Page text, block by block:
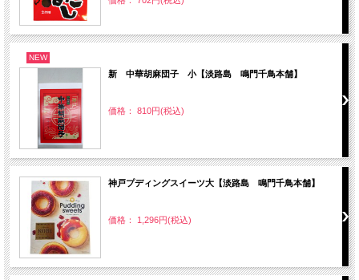
NEW
新 中華胡麻団子 小【淡路島 鳴門千鳥本舗】
価格： 810円(税込)
神戸プディングスイーツ大【淡路島 鳴門千鳥本舗】
価格： 1,296円(税込)